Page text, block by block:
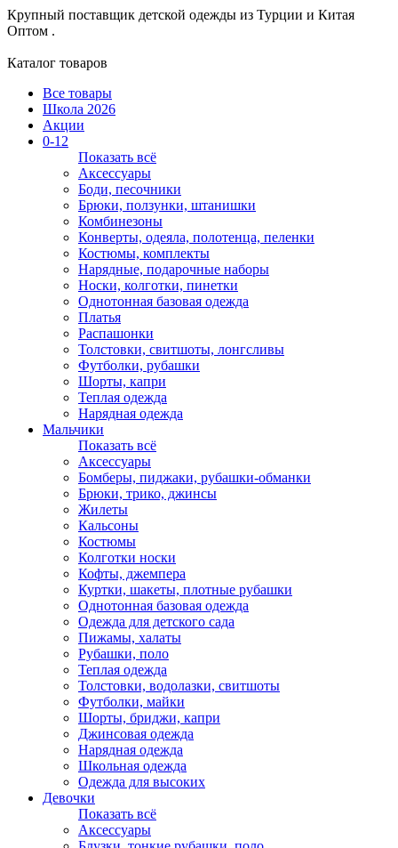
Крупный поставщик детской одежды из Турции и Китая
Оптом .
Каталог товаров
Все товары
Школа 2026
Акции
0-12
Показать всё
Аксессуары
Боди, песочники
Брюки, ползунки, штанишки
Комбинезоны
Конверты, одеяла, полотенца, пеленки
Костюмы, комплекты
Нарядные, подарочные наборы
Носки, колготки, пинетки
Однотонная базовая одежда
Платья
Распашонки
Толстовки, свитшоты, лонгсливы
Футболки, рубашки
Шорты, капри
Теплая одежда
Нарядная одежда
Мальчики
Показать всё
Аксессуары
Бомберы, пиджаки, рубашки-обманки
Брюки, трико, джинсы
Жилеты
Кальсоны
Костюмы
Колготки носки
Кофты, джемпера
Куртки, шакеты, плотные рубашки
Однотонная базовая одежда
Одежда для детского сада
Пижамы, халаты
Рубашки, поло
Теплая одежда
Толстовки, водолазки, свитшоты
Футболки, майки
Шорты, бриджи, капри
Джинсовая одежда
Нарядная одежда
Школьная одежда
Одежда для высоких
Девочки
Показать всё
Аксессуары